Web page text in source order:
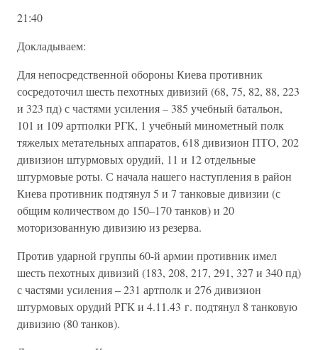
21:40
Докладываем:
Для непосредственной обороны Киева противник
сосредоточил шесть пехотных дивизий (68, 75, 82, 88, 223
и 323 пд) с частями усиления – 385 учебный батальон,
101 и 109 артполки РГК, 1 учебный минометный полк
тяжелых метательных аппаратов, 618 дивизион ПТО, 202
дивизион штурмовых орудий, 11 и 12 отдельные
штурмовые роты. С начала нашего наступления в район
Киева противник подтянул 5 и 7 танковые дивизии (с
общим количеством до 150–170 танков) и 20
моторизованную дивизию из резерва.
Против ударной группы 60-й армии противник имел
шесть пехотных дивизий (183, 208, 217, 291, 327 и 340 пд)
с частями усиления – 231 артполк и 276 дивизион
штурмовых орудий РГК и 4.11.43 г. подтянул 8 танковую
дивизию (80 танков).